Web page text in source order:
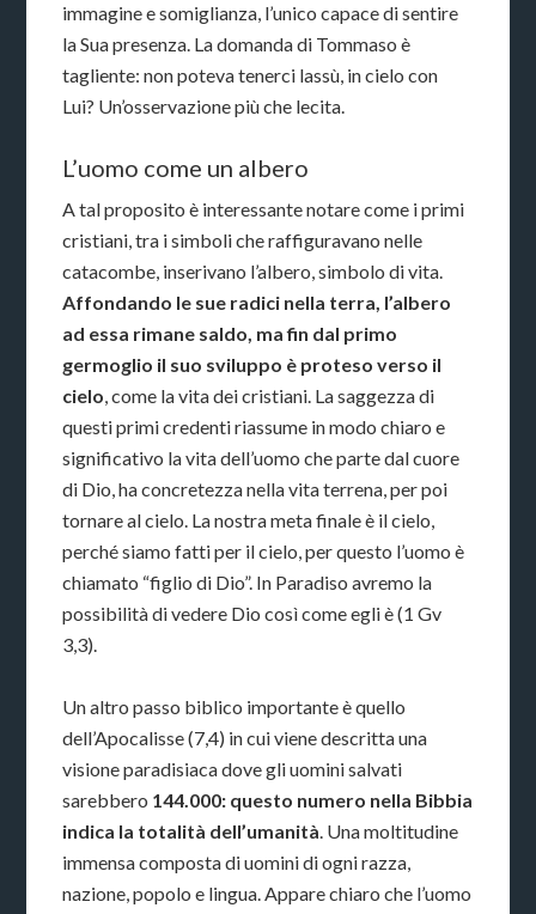
immagine e somiglianza, l’unico capace di sentire
la Sua presenza. La domanda di Tommaso è
tagliente: non poteva tenerci lassù, in cielo con
Lui? Un’osservazione più che lecita.
L’uomo come un albero
A tal proposito è interessante notare come i primi
cristiani, tra i simboli che raffiguravano nelle
catacombe, inserivano l’albero, simbolo di vita.
Affondando le sue radici nella terra, l’albero
ad essa rimane saldo, ma fin dal primo
germoglio il suo sviluppo è proteso verso il
cielo, come la vita dei cristiani. La saggezza di
questi primi credenti riassume in modo chiaro e
significativo la vita dell’uomo che parte dal cuore
di Dio, ha concretezza nella vita terrena, per poi
tornare al cielo. La nostra meta finale è il cielo,
perché siamo fatti per il cielo, per questo l’uomo è
chiamato “figlio di Dio”. In Paradiso avremo la
possibilità di vedere Dio così come egli è (1 Gv
3,3).
Un altro passo biblico importante è quello
dell’Apocalisse (7,4) in cui viene descritta una
visione paradisiaca dove gli uomini salvati
sarebbero 144.000: questo numero nella Bibbia
indica la totalità dell’umanità. Una moltitudine
immensa composta di uomini di ogni razza,
nazione, popolo e lingua. Appare chiaro che l’uomo